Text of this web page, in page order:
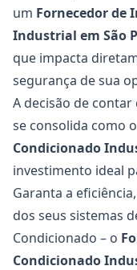
um Fornecedor de
Industrial em São
que impacta
segurança de sua
A decisão de
se consolida como o
Condicionado
investimento ideal
Garanta a
dos seus sistemas
Condicionado – o
Condicionado